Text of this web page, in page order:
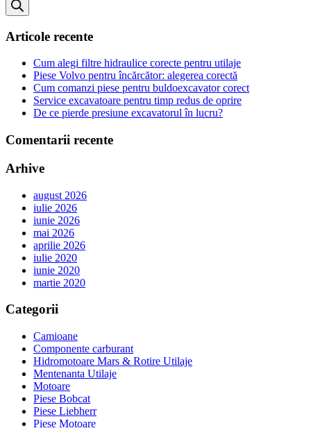
Articole recente
Cum alegi filtre hidraulice corecte pentru utilaje
Piese Volvo pentru încărcător: alegerea corectă
Cum comanzi piese pentru buldoexcavator corect
Service excavatoare pentru timp redus de oprire
De ce pierde presiune excavatorul în lucru?
Comentarii recente
Arhive
august 2026
iulie 2026
iunie 2026
mai 2026
aprilie 2026
iulie 2020
iunie 2020
martie 2020
Categorii
Camioane
Componente carburant
Hidromotoare Mars & Rotire Utilaje
Mentenanta Utilaje
Motoare
Piese Bobcat
Piese Liebherr
Piese Motoare